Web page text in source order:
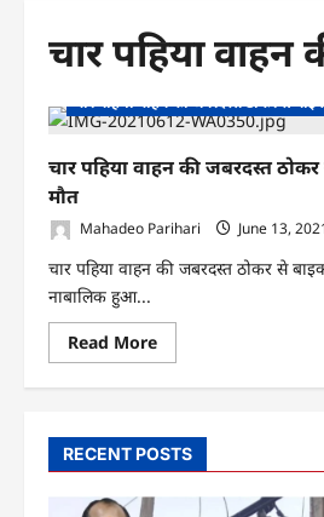
चार पहिया
चार पहिया वाहन की जबरदस्त ठोकर से
चार पहिया वाहन की जबरदस्त
मौत
Mahadeo Parihari June 13,
चार पहिया वाहन की जबरदस्त ठोकर से
नाबालिक हुआ...
Read MoreRead
more
चार
की
जबरदस्त
ठोकर
RECENT POSTS